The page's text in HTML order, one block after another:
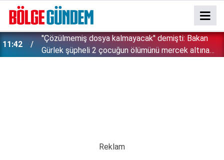
11:42
''Çözülmemiş dosya kalmayacak'' demişti: Bakan
Gürlek şüpheli 2 çocuğun ölümünü mercek altına